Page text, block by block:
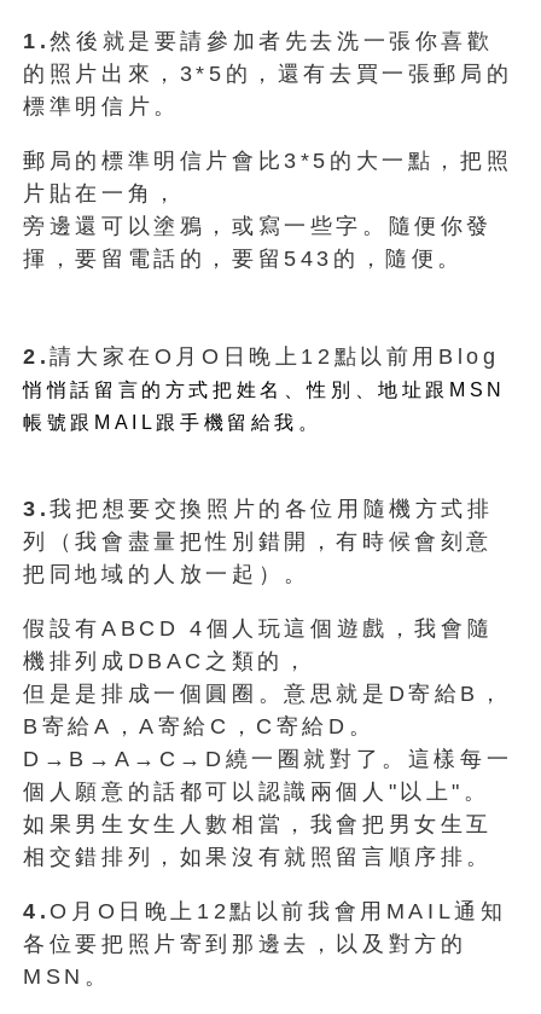
1.然後就是要請參加者先去洗一張你喜歡
的照片出來，3*5的，還有去買一張郵局的
標準明信片。
郵局的標準明信片會比3*5的大一點，把照
片貼在一角，
旁邊還可以塗鴉，或寫一些字。隨便你發
揮，要留電話的，要留543的，隨便。
2.請大家在O月O日晚上12點以前用Blog
悄悄話留言的方式把姓名、性別、地址跟MSN
帳號跟MAIL跟手機留給我。
3.我把想要交換照片的各位用隨機方式排
列（我會盡量把性別錯開，有時候會刻意
把同地域的人放一起）。
假設有ABCD 4個人玩這個遊戲，我會隨
機排列成DBAC之類的，
但是是排成一個圓圈。意思就是D寄給B，
B寄給A，A寄給C，C寄給D。
D→B→A→C→D繞一圈就對了。這樣每一
個人願意的話都可以認識兩個人"以上"。
如果男生女生人數相當，我會把男女生互
相交錯排列，如果沒有就照留言順序排。
4. O月O日晚上12點以前我會用MAIL通知
各位要把照片寄到那邊去，以及對方的
MSN。